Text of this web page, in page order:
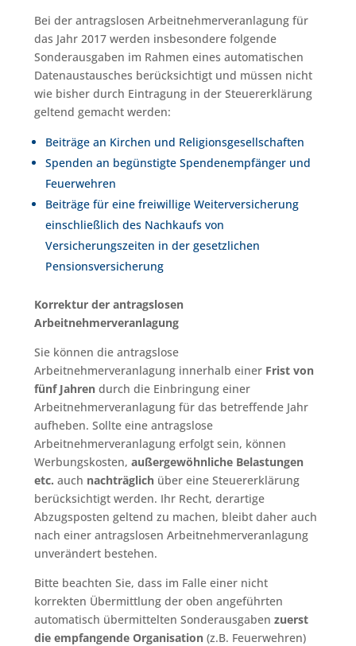
Bei der antragslosen Arbeitnehmerveranlagung für
das Jahr 2017 werden insbesondere folgende
Sonderausgaben im Rahmen eines automatischen
Datenaustausches berücksichtigt und müssen nicht
wie bisher durch Eintragung in der Steuererklärung
geltend gemacht werden:
Beiträge an Kirchen und Religionsgesellschaften
Spenden an begünstigte Spendenempfänger und
Feuerwehren
Beiträge für eine freiwillige Weiterversicherung
einschließlich des Nachkaufs von
Versicherungszeiten in der gesetzlichen
Pensionsversicherung
Korrektur der antragslosen
Arbeitnehmerveranlagung
Sie können die antragslose
Arbeitnehmerveranlagung innerhalb einer Frist von
fünf Jahrendurch die Einbringung einer
Arbeitnehmerveranlagung für das betreffende Jahr
aufheben. Sollte eine antragslose
Arbeitnehmerveranlagung erfolgt sein, können
Werbungskosten, außergewöhnliche Belastungen
etc. auch nachträglich über eine Steuererklärung
berücksichtigt werden. Ihr Recht, derartige
Abzugsposten geltend zu machen, bleibt daher auch
nach einer antragslosen Arbeitnehmerveranlagung
unverändert bestehen.
Bitte beachten Sie, dass im Falle einer nicht
korrekten Übermittlung der oben angeführten
automatisch übermittelten Sonderausgaben zuerst
die empfangende Organisation(z.B. Feuerwehren)